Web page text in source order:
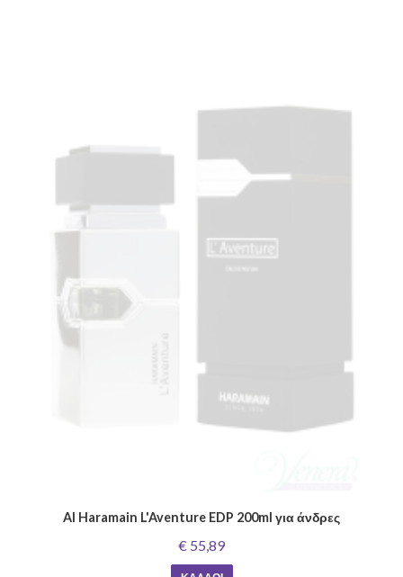
Al Haramain L'Aventure EDP 200ml για άνδρες
€ 55,89